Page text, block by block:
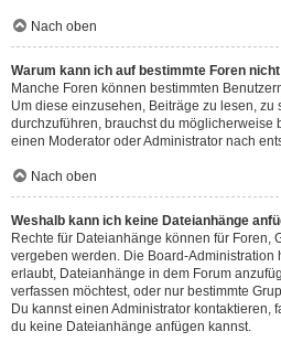
Nach oben
Warum kann ich auf bestimmte Foren
Manche Foren können bestimmten
Um diese einzusehen, Beiträge zu lesen,
durchzuführen, brauchst du möglicherweise
einen Moderator oder Administrator nach
Nach oben
Weshalb kann ich keine Dateianhänge
Rechte für Dateianhänge können für Foren,
vergeben werden. Die Board-Administration
erlaubt, Dateianhänge in dem Forum
verfassen möchtest, oder nur bestimmte
Du kannst einen Administrator kontaktieren,
du keine Dateianhänge anfügen kannst.